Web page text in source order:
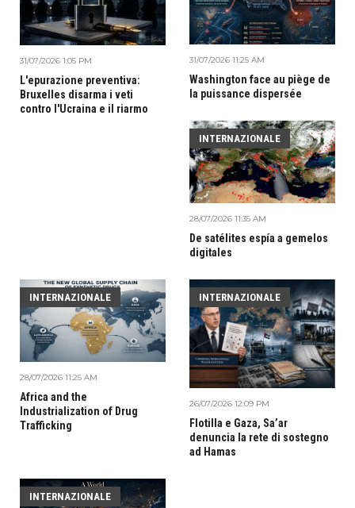
31/07/2026 1:05 PM
L'epurazione preventiva:
Bruxelles disarma i veti
contro l'Ucraina e il riarmo
31/07/2026 11:25 AM
Washington face au piège de
la puissance dispersée
INTERNAZIONALE
28/07/2026 11:35 AM
De satélites espía a gemelos
digitales
INTERNAZIONALE
28/07/2026 11:25 AM
Africa and the
Industrialization of Drug
Trafficking
INTERNAZIONALE
26/07/2026 12:09 PM
Flotilla e Gaza, Sa’ar
denuncia la rete di sostegno
ad Hamas
INTERNAZIONALE